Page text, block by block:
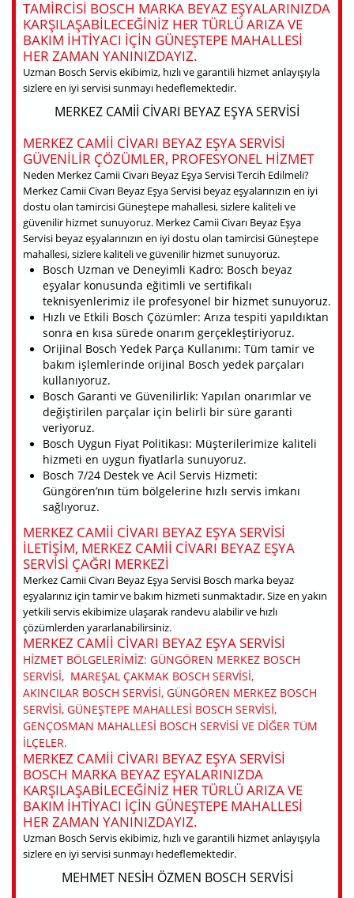
TAMIRCISI BOSCH MARKA BEYAZ EŞYALARINIZDA
KARŞILAŞABILECEĞINIZ HER TÜRLÜ ARIZA VE
BAKIM IHTIYACI IÇIN GÜNEŞTEPE MAHALLESI
HER ZAMAN YANINIZDAYIZ.
Uzman Bosch Servis ekibimiz, hızlı ve garantili hizmet anlayışıyla
sizlere en iyi servisi sunmayı hedeflemektedir.
MERKEZ CAMII CIVARI BEYAZ EŞYA SERVISI
MERKEZ CAMII CIVARI BEYAZ EŞYA SERVISI
GÜVENILIR ÇÖZÜMLER, PROFESYONEL HIZMET
Neden Merkez Camii Civarı Beyaz Eşya Servisi Tercih Edilmeli?
Merkez Camii Civarı Beyaz Eşya Servisi beyaz eşyalarınızın en iyi
dostu olan tamircisi Güneştepe mahallesi, sizlere kaliteli ve
güvenilir hizmet sunuyoruz. Merkez Camii Civarı Beyaz Eşya
Servisi beyaz eşyalarınızın en iyi dostu olan tamircisi Güneştepe
mahallesi, sizlere kaliteli ve güvenilir hizmet sunuyoruz.
Bosch Uzman ve Deneyimli Kadro: Bosch beyaz
eşyalar konusunda eğitimli ve sertifikalı
teknisyenlerimiz ile profesyonel bir hizmet sunuyoruz.
Hızlı ve Etkili Bosch Çözümler: Arıza tespiti yapıldıktan
sonra en kısa sürede onarım gerçekleştiriyoruz.
Orijinal Bosch Yedek Parça Kullanımı: Tüm tamir ve
bakım işlemlerinde orijinal Bosch yedek parçaları
kullanıyoruz.
Bosch Garanti ve Güvenilirlik: Yapılan onarımlar ve
değiştirilen parçalar için belirli bir süre garanti
veriyoruz.
Bosch Uygun Fiyat Politikası: Müşterilerimize kaliteli
hizmeti en uygun fiyatlarla sunuyoruz.
Bosch 7/24 Destek ve Acil Servis Hizmeti:
Güngören’nın tüm bölgelerine hızlı servis imkanı
sağlıyoruz.
MERKEZ CAMII CIVARI BEYAZ EŞYA SERVISI
ILETIŞIM, MERKEZ CAMII CIVARI BEYAZ EŞYA
SERVISI ÇAĞRI MERKEZI
Merkez Camii Civarı Beyaz Eşya Servisi Bosch marka beyaz
eşyalarınız için tamir ve bakım hizmeti sunmaktadır. Size en yakın
yetkili servis ekibimize ulaşarak randevu alabilir ve hızlı
çözümlerden yararlanabilirsiniz.
MERKEZ CAMII CIVARI BEYAZ EŞYA SERVISI
HIZMET BÖLGELERIMIZ: GÜNGÖREN MERKEZ BOSCH
SERVISI, MAREŞAL ÇAKMAK BOSCH SERVISI,
AKINCILAR BOSCH SERVISI, GÜNGÖREN MERKEZ BOSCH
SERVISI, GÜNEŞTEPE MAHALLESI BOSCH SERVISI,
GENÇOSMAN MAHALLESI BOSCH SERVISI VE DIĞER TÜM
ILÇELER.
MERKEZ CAMII CIVARI BEYAZ EŞYA SERVISI
BOSCH MARKA BEYAZ EŞYALARINIZDA
KARŞILAŞABILECEĞINIZ HER TÜRLÜ ARIZA VE
BAKIM IHTIYACI IÇIN GÜNEŞTEPE MAHALLESI
HER ZAMAN YANINIZDAYIZ.
Uzman Bosch Servis ekibimiz, hızlı ve garantili hizmet anlayışıyla
sizlere en iyi servisi sunmayı hedeflemektedir.
MEHMET NESIH ÖZMEN BOSCH SERVISI